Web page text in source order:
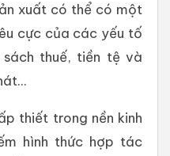
xuất có thể có một
cực của các yếu tố
thuế, tiền tệ và
thiết trong nền kinh
hình thức hợp tác